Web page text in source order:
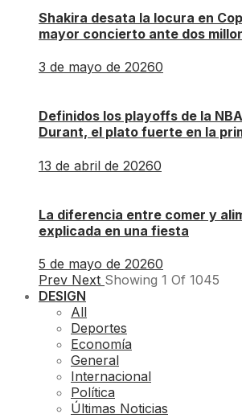
Shakira desata la locura en
mayor concierto ante dos
3 de mayo de 20260
Definidos los playoffs de la
Durant, el plato fuerte en la
13 de abril de 20260
La diferencia entre comer y
explicada en una fiesta
5 de mayo de 20260
Prev Next Showing 1 Of 1045
DESIGN
All
Deportes
Economía
General
Internacional
Política
Últimas Noticias